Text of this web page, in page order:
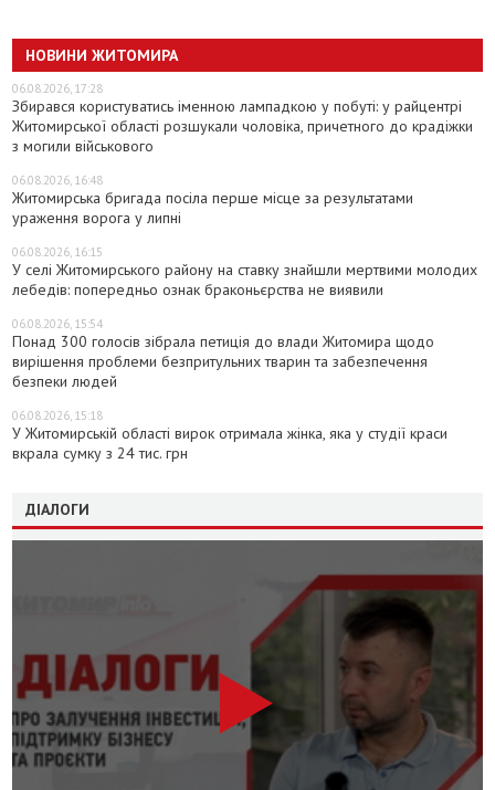
НОВИНИ ЖИТОМИРА
06.08.2026, 17:28
Збирався користуватись іменною лампадкою у побуті: у райцентрі
Житомирської області розшукали чоловіка, причетного до крадіжки
з могили військового
06.08.2026, 16:48
Житомирська бригада посіла перше місце за результатами
ураження ворога у липні
06.08.2026, 16:15
У селі Житомирського району на ставку знайшли мертвими молодих
лебедів: попередньо ознак браконьєрства не виявили
06.08.2026, 15:54
Понад 300 голосів зібрала петиція до влади Житомира щодо
вирішення проблеми безпритульних тварин та забезпечення
безпеки людей
06.08.2026, 15:18
У Житомирській області вирок отримала жінка, яка у студії краси
вкрала сумку з 24 тис. грн
ДІАЛОГИ